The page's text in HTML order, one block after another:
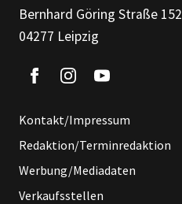
Bernhard Göring Straße 152
04277 Leipzig
Kontakt/Impressum
Redaktion/Terminredaktion
Werbung/Mediadaten
Verkaufsstellen